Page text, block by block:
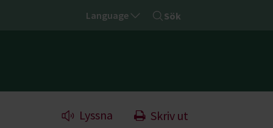
Language Sök
Lyssna Skriv ut